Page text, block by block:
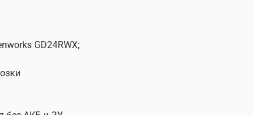
GD24RWX;